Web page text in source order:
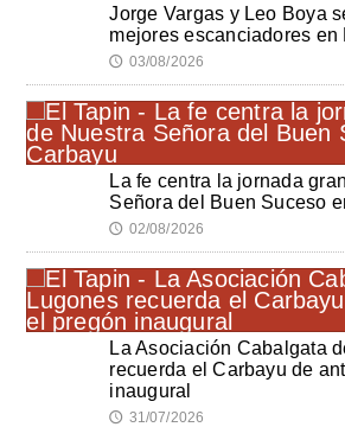
Jorge Vargas y Leo Boya
mejores escanciadores en
🕔 03/08/2026
La fe centra la jornada
Señora del Buen Suceso
🕔 02/08/2026
La Asociación Cabalgata
recuerda el Carbayu de
inaugural
🕔 31/07/2026